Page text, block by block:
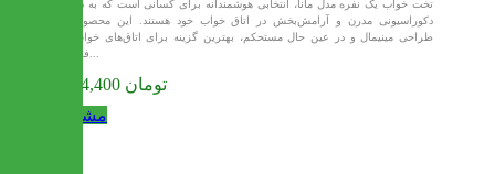
تخت خواب یک نفره مدل مانا، انتخابی هوشمندانه برای کسانی است که به دنبال
دکوراسیونی مدرن و آرامش‌بخش در اتاق خواب خود هستند. این محصول با
طراحی مینیمال و در عین حال مستحکم، بهترین گزینه برای اتاق‌های خواب با
9,574,400 تومان
مشاهده